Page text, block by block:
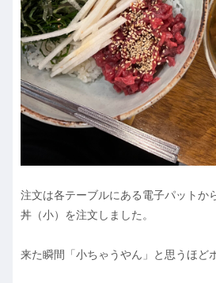
注文は各テーブルにある電子パットか
丼（小）を注文しました。
来た瞬間「小ちゃうやん」と思うほど